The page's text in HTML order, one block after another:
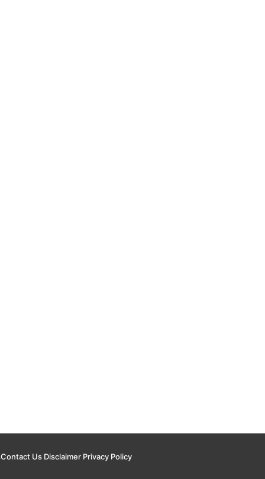
Contact Us Disclaimer Privacy Policy